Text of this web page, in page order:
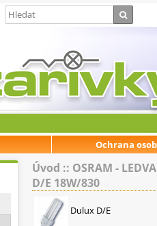
Ochrana
Úvod :: OSRAM -
D/E 18W/830
Dulux D/E